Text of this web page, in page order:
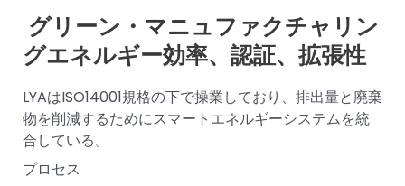
グリーン・マニュファクチャリン
グエネルギー効率、認証、拡張性
LYAはISO14001規格の下で操業しており、排出量と廃棄
物を削減するためにスマートエネルギーシステムを統
合している。
プロセス